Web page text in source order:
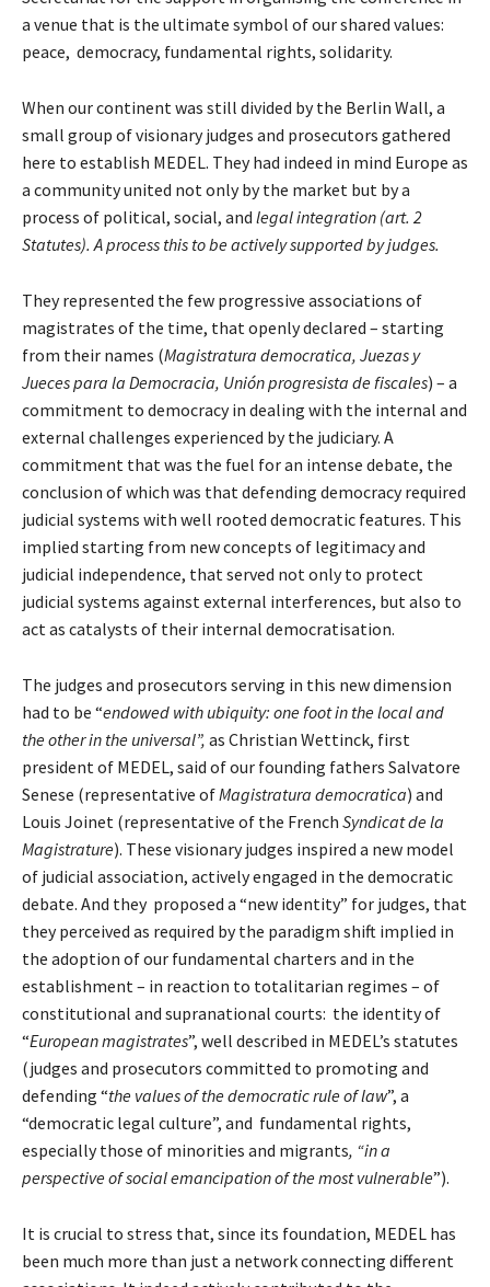
a venue that is the ultimate symbol of our shared values:
peace, democracy, fundamental rights, solidarity.
When our continent was still divided by the Berlin Wall, a
small group of visionary judges and prosecutors gathered
here to establish MEDEL. They had indeed in mind Europe as
a community united not only by the market but by a
process of political, social, and legal integration (art. 2
Statutes). A process this to beactively supported by judges.
They represented the few progressive associations of
magistrates of the time, that openly declared – starting
from their names (Magistratura democratica, Juezas y
Jueces para la Democracia, Unión progresista de fiscales) – a
commitment to democracy in dealing with the internal and
external challenges experienced by the judiciary. A
commitment that was the fuel for an intense debate, the
conclusion of which was that defending democracy required
judicial systems with well rooted democratic features. This
implied starting from new concepts of legitimacy and
judicial independence, that served not only to protect
judicial systems against external interferences, but also to
act as catalysts of their internal democratisation.
The judges and prosecutors serving in this new dimension
had to be “endowed with ubiquity: one foot in the local and
the other in the universal”, as Christian Wettinck, first
president of MEDEL, said of our founding fathers Salvatore
Senese (representative ofMagistratura democratica) and
Louis Joinet (representative of the French Syndicat de la
Magistrature). These visionary judges inspired a new model
of judicial association, actively engaged in the democratic
debate. And they proposed a “new identity” for judges, that
they perceived as required by the paradigm shift implied in
the adoption of our fundamental charters and in the
establishment – in reaction to totalitarian regimes – of
constitutional and supranational courts: the identity of
“European magistrates”, well described in MEDEL’s statutes
(judges and prosecutors committed to promoting and
defending “the values of the democratic rule of law”, a
“democratic legal culture”, and fundamental rights,
especially those of minorities and migrants, “in a
perspective of social emancipation of the most vulnerable”).
It is crucial to stress that, since its foundation, MEDEL has
been much more than just a network connecting different